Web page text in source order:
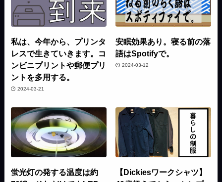
私は、今年から、プリンタ
レスで生きていきます。コ
ンビニプリントや郵便プリ
ントを多用する。
2024-03-21
安眠効果あり。寝る前の落
語はSpotifyで。
2024-03-12
蛍光灯の発する温度は約
【Dickiesワークシャツ】